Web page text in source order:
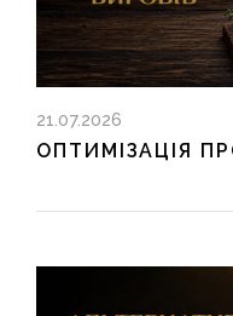
21.07.2026